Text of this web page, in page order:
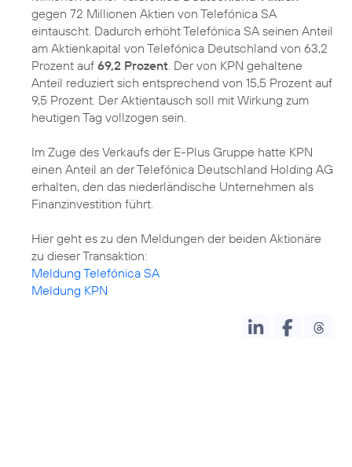
gegen 72 Millionen Aktien von Telefónica SA
eintauscht. Dadurch erhöht Telefónica SA seinen Anteil
am Aktienkapital von Telefónica Deutschland von 63,2
Prozent auf 69,2 Prozent . Der von KPN gehaltene
Anteil reduziert sich entsprechend von 15,5 Prozent auf
9,5 Prozent. Der Aktientausch soll mit Wirkung zum
heutigen Tag vollzogen sein.
Im Zuge des Verkaufs der E-Plus Gruppe hatte KPN
einen Anteil an der Telefónica Deutschland Holding AG
erhalten, den das niederländische Unternehmen als
Finanzinvestition führt.
Hier geht es zu den Meldungen der beiden Aktionäre
Meldung Telefónica SA
Meldung KPN